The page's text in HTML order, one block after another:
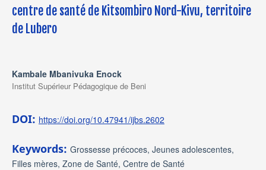
centre de santé de Kitsombiro Nord-Kivu, territoire
de Lubero
Kambale Mbanivuka Enock
Institut Supérieur Pédagogique de Beni
DOI: https://doi.org/10.47941/ijbs.2602
Keywords: Grossesse précoces, Jeunes adolescentes,
Filles mères, Zone de Santé, Centre de Santé